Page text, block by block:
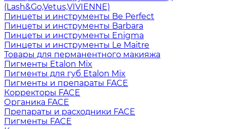
(Lash&Go,Vetus,VIVIENNE)
Пинцеты и инструменты Be Perfect
Пинцеты и инструменты Barbara
Пинцеты и инструменты Enigma
Пинцеты и инструменты Le Maitre
Товары для перманентного макияжа
Пигменты Etalon Mix
Пигменты для губ Etalon Mix
Пигменты и препараты FACE
Корректоры FACE
Органика FACE
Препараты и расходники FACE
Пигменты FACE